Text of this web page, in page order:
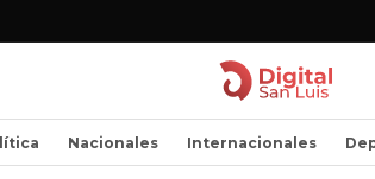
Nacionales Internacionales